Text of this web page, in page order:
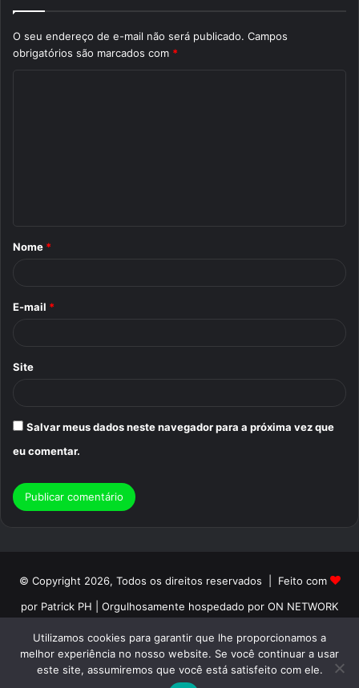
O seu endereço de e-mail não será publicado. Campos
obrigatórios são marcados com *
r
Nome *
E-mail *
Site
Salvar meus dados neste navegador para a próxima vez que
eu comentar.
© Copyright 2026, Todos os direitos reservados | Feito com
por Patrick PH | Orgulhosamente hospedado por ON NETWORK
Início
Sobre Termos de Uso
Politica de Privacidade
Contato
Utilizamos cookies para garantir que lhe proporcionamos a
melhor experiência no nosso website. Se você continuar a usar
este site, assumiremos que você está satisfeito com ele.